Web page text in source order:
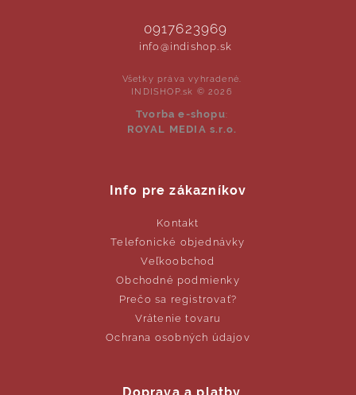
0917623969
info@indishop.sk
Všetky práva vyhradené.
INDISHOP.sk © 2026
Tvorba e-shopu:
ROYAL MEDIA s.r.o.
Info pre zákazníkov
Kontakt
Telefonické objednávky
Veľkoobchod
Obchodné podmienky
Prečo sa registrovať?
Vrátenie tovaru
Ochrana osobných údajov
Doprava a platby